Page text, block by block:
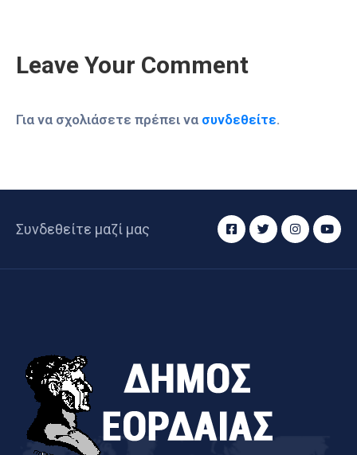
Leave Your Comment
Για να σχολιάσετε πρέπει να συνδεθείτε.
Συνδεθείτε μαζί μας